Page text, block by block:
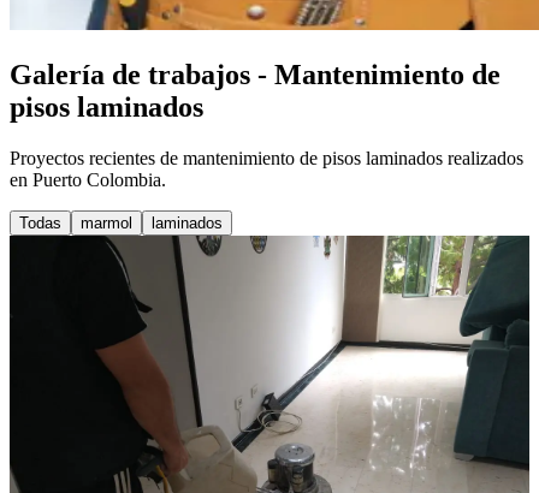
Galería de trabajos - Mantenimiento de
pisos laminados
Proyectos recientes de mantenimiento de pisos laminados realizados
en Puerto Colombia.
Todas marmol laminados